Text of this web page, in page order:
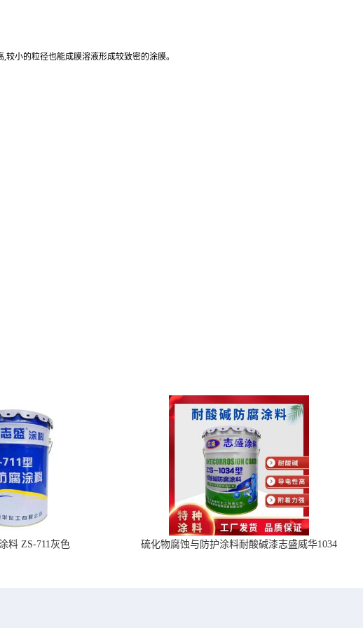
小的粒径也能成膜溶液形成较致密的涂膜。
料 ZS-711灰色 硫化物腐蚀与防护涂料耐酸碱漆志盛威华1034